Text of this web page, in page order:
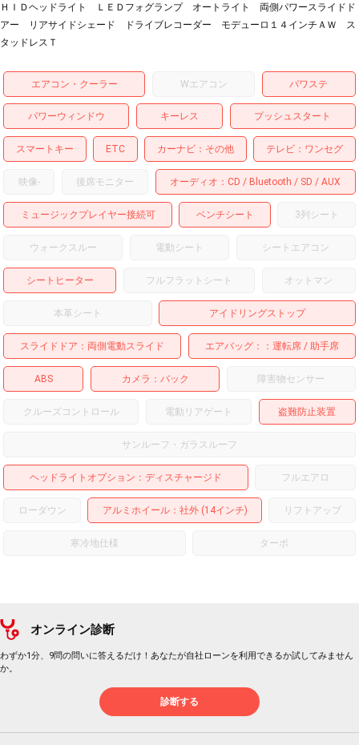
ＨＩＤヘッドライト ＬＥＤフォグランプ オートライト 両側パワースライドド
アー リアサイドシェード ドライブレコーダー モデューロ１４インチＡＷ ス
タッドレスＴ
エアコン・クーラー Wエアコン パワステ
パワーウィンドウ キーレス プッシュスタート
スマートキー ETC カーナビ その他 テレビ ワンセグ
映像- 後席モニター オーディオ CD Bluetooth SD AUX
ミュージックプレイヤー接続可 ベンチシート 3列シート
ウォークスルー 電動シート シートエアコン
シートヒーター フルフラットシート オットマン
本革シート アイドリングストップ
スライドドア 両側電動スライド エアバッグ： 運転席 助手席
ABS カメラ バック 障害物センサー
クルーズコントロール 電動リアゲート 盗難防止装置
サンルーフ・ガラスルーフ
ヘッドライトオプション ディスチャージド フルエアロ
ローダウン アルミホイール：社外 (14インチ) リフトアップ
寒冷地仕様 ターボ
オンライン診断
わずか1分、9問の問いに答えるだけ！あなたが自社ローンを利用できるか試してみません
か。
診断する